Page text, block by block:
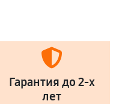
Гарантия до 2-х
лет